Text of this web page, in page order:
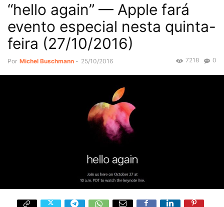
“hello again” — Apple fará
evento especial nesta quinta-
feira (27/10/2016)
Por Michel Buschmann - 25/10/2016 0
7218